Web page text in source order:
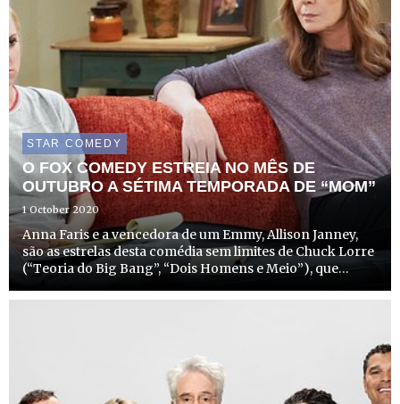
STAR COMEDY
O FOX COMEDY ESTREIA NO MÊS DE
OUTUBRO A SÉTIMA TEMPORADA DE “MOM”
1 October 2020
Anna Faris e a vencedora de um Emmy, Allison Janney,
são as estrelas desta comédia sem limites de Chuck Lorre
(“Teoria do Big Bang”, “Dois Homens e Meio”), que
no FOX Comedy.